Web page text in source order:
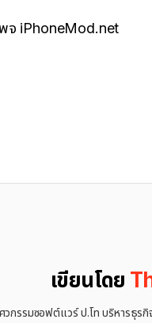
จ iPhoneMod.net
เขียนโดย
วกรรมซอฟต์แวร์ ป.โท บริหารธุ